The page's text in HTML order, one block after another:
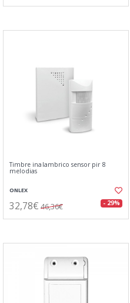
Timbre inalambrico sensor pir 8
melodias
ONLEX
32,78€ 46,36€ - 29%